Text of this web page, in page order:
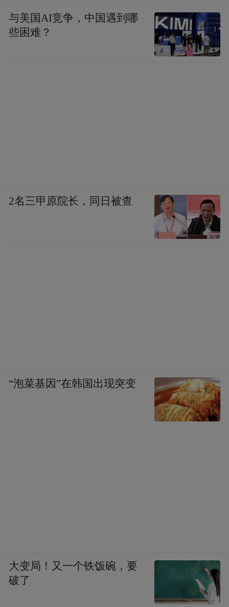
与美国AI竞争，中国遇到哪
些困难？
2名三甲原院长，同日被查
“泡菜基因”在韩国出现突变
大变局！又一个铁饭碗，要
破了